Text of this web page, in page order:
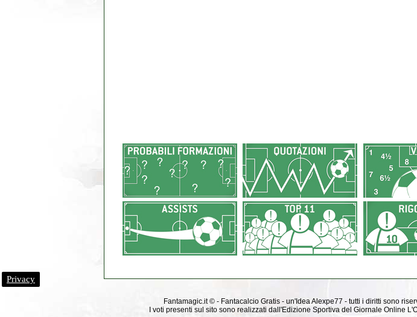
Fantamagic.it © - Fantacalcio Gratis - un'Idea Alexpe77 - tutti i diritti sono
I voti presenti sul sito sono realizzati dall'Edizione Sportiva del Giornale Online
Privacy